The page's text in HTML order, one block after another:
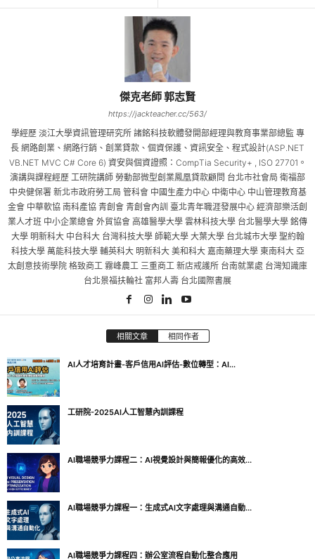
傑克老師 郭志賢
https://jackteacher.cc/563/
學經歷 淡江大學資訊管理研究所 諸銘科技軟體發開部經理與教育事業部總監 專
長 網路創業、網路行銷、創業貸款、個資保護、資訊安全、程式設計(ASP.NET
VB.NET MVC C# Core 6) 資安與個資證照：CompTia Security+ , ISO 27701。
演講與課程經歷 工研院講師 勞動部微型創業鳳凰貸款顧問 台北市社會局 衛福部
中央健保署 新北市政府勞工局 管科會 中國生產力中心 中衛中心 中山管理教育基
金會 中華軟協 南科產協 青創會 青創會內訓 臺北青年職涯發展中心 經濟部樂活創
業人才班 中小企業總會 外貿協會 高雄醫學大學 雲林科技大學 台北醫學大學 銘傳
大學 明新科大 中台科大 台灣科技大學 師範大學 大葉大學 台北城市大學 聖約翰
科技大學 萬能科技大學 輔英科大 明新科大 美和科大 嘉南藥理大學 東南科大 亞
太創意技術學院 格致商工 霧峰農工 三重商工 新店戒護所 台南就業處 台灣知識庫
台北景福扶輪社 富邦人壽 台北國際書展
相關文章 相同作者
AI人才培育計畫-客戶信用AI評估-數位轉型：AI...
工研院-2025AI人工智慧內訓課程
AI職場競爭力課程二：AI視覺設計與簡報優化的高效...
AI職場競爭力課程一：生成式AI文字處理與溝通自動...
AI職場競爭力課程四：辦公室流程自動化整合應用